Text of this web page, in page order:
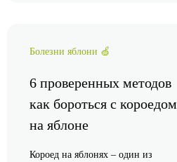
Болезни яблони 🍏
6 проверенных методов
как бороться с короедом
на яблоне
Короед на яблонях – один из